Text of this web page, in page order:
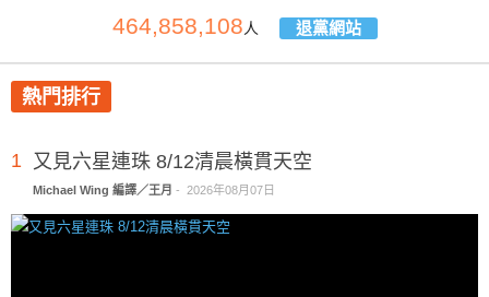
464,858,108人 退黨網站
熱門排行
1 又見六星連珠 8/12清晨橫貫天空
Michael Wing 編譯／王月 - 2026年08月07日